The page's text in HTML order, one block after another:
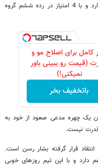
عراق در 6 بازی خود 4 تساوی، 2 شکست دارد و با 4 امتیاز در رده ششم گروه
کامل برای اصلاح مو و
(قیمت رو ببینی باور
نمیکنی!)
باتخفیف بخر
یک چهره مدعی صعود از خود به
قدرت نیست.
انتقاد قرار گرفته بشار رسن است.
و با این تیم روزهای خوبی